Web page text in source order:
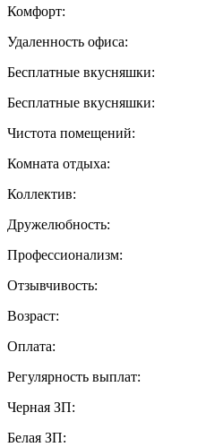
Комфорт:
Удаленность офиса:
Бесплатные вкусняшки:
Бесплатные вкусняшки:
Чистота помещений:
Комната отдыха:
Коллектив:
Дружелюбность:
Профессионализм:
Отзывчивость:
Возраст:
Оплата:
Регулярность выплат:
Черная ЗП:
Белая ЗП: